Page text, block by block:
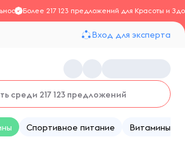
Более 217 123 предложений для Красоты и
Вход для эксперта
Спортивное питание Витамины